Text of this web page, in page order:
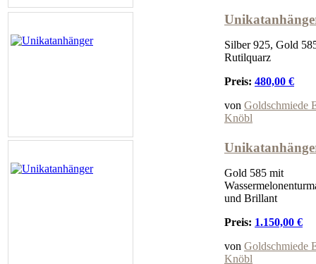
Silber 925, Gold
Rutilquarz
Preis: 480,00 €
von Goldschmiede
Knöbl
Gold 585 mit
und Brillant
Preis: 1.150,00 €
von Goldschmiede
Knöbl